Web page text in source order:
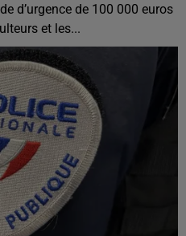
d’urgence de 100 000 euros
et les...